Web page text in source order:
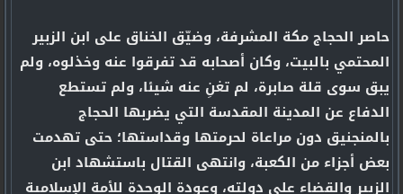
حاصر الحجاج مكة المشرفة، وضيّق الخناق على ابن الزبير
المحتمي بالبيت، وكان أصحابه قد تفرقوا عنه وخذلوه، ولم
يبق سوى قلة صابرة، لم تغنِ عنه شيئا، ولم تستطع
الدفاع عن المدينة المقدسة التي يضربها الحجاج
بالمنجنيق دون مراعاة لحرمتها وقداستها؛ حتى تهدمت
بعض أجزاء من الكعبة، وانتهى القتال باستشهاد ابن
الزبير والقضاء على دولته، وعودة الوحدة للأمة الإسلامية